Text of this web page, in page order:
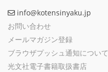
info@kotensinyaku.jp
お問い合わせ
メールマガジン登録
ブラウザプッシュ通知について
光文社電子書籍取扱書店